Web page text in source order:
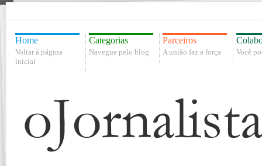
Home
Voltar à página
inicial
Categorias
Navegue pelo blog
Parceiros
A união faz a força Você